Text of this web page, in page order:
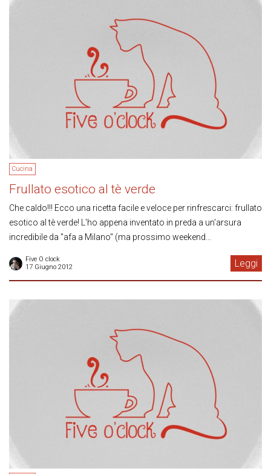
Cucina
Frullato esotico al tè verde
Che caldo!!! Ecco una ricetta facile e veloce per rinfrescarci: frullato
esotico al tè verde! L'ho appena inventato in preda a un'arsura
incredibile da "afa a Milano" (ma prossimo weekend...
Five O clock
17 Giugno 2012
Leggi